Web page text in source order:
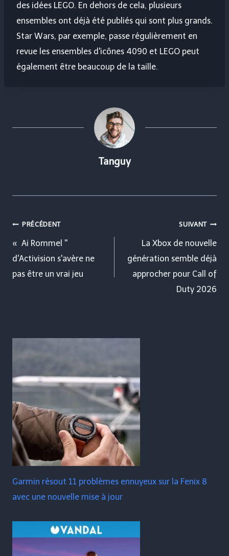
des idées LEGO. En dehors de cela, plusieurs
ensembles ont déjà été publiés qui sont plus grands.
Star Wars, par exemple, passe régulièrement en
revue les ensembles d'icônes 4090 et LEGO peut
également être beaucoup de la taille.
Tanguy
Navigation
de
l’article
PRÉCÉDENT
« Ai Rommel ''
d'Activision s'avère ne
pas être un vrai jeu
SUIVANT
La Xbox de nouvelle
génération semble déjà
approcher pour Call of
Duty 2026
Garmin résout 11 problèmes ennuyeux sur la Fenix ​​​​8
avec une nouvelle mise à jour